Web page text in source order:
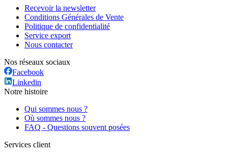
Recevoir la newsletter
Conditions Générales de Vente
Politique de confidentialité
Service export
Nous contacter
Nos réseaux sociaux
Facebook
Linkedin
Notre histoire
Qui sommes nous ?
Où sommes nous ?
FAQ - Questions souvent posées
Services client